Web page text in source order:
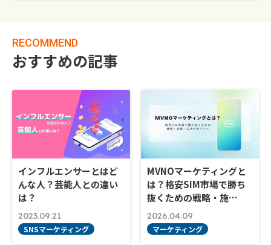
RECOMMEND
おすすめの記事
インフルエンサーとはど
んな人？芸能人との違い
は？
2023.09.21
SNSマーケティング
MVNOマーケティングと
は？格安SIM市場で勝ち
抜くための戦略・施…
2026.04.09
マーケティング